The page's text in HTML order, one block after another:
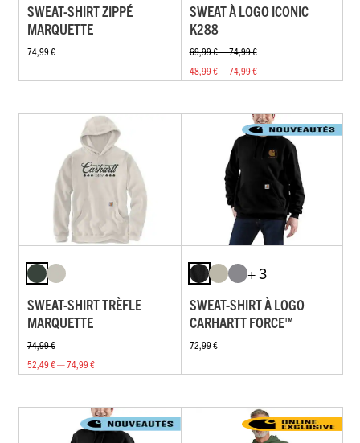
SWEAT-SHIRT ZIPPÉ
MARQUETTE
74,99 €
SWEAT À LOGO ICONIC
K288
69,99 € — 74,99 €
48,99 € — 74,99 €
SWEAT-SHIRT TRÈFLE
MARQUETTE
74,99 €
52,49 € — 74,99 €
+ 3
SWEAT-SHIRT À LOGO
CARHARTT FORCE™
72,99 €